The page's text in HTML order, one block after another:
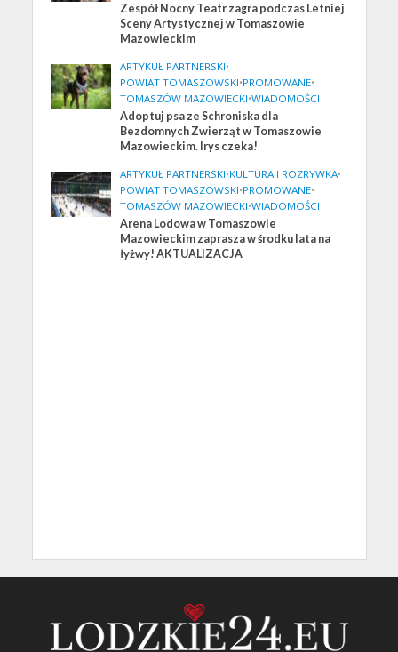
Zespół Nocny Teatr zagra podczas Letniej
Sceny Artystycznej w Tomaszowie
Mazowieckim
ARTYKUŁ PARTNERSKI•
POWIAT TOMASZOWSKI•PROMOWANE•
TOMASZÓW MAZOWIECKI•WIADOMOŚCI
Adoptuj psa ze Schroniska dla
Bezdomnych Zwierząt w Tomaszowie
Mazowieckim. Irys czeka!
ARTYKUŁ PARTNERSKI•KULTURA I ROZRYWKA•
POWIAT TOMASZOWSKI•PROMOWANE•
TOMASZÓW MAZOWIECKI•WIADOMOŚCI
Arena Lodowa w Tomaszowie
Mazowieckim zaprasza w środku lata na
łyżwy! AKTUALIZACJA